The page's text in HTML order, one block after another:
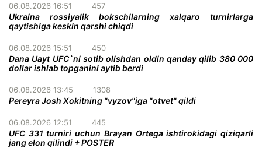
06.08.2026 16:51 457
Ukraina rossiyalik bokschilarning xalqaro turnirlarga
qaytishiga keskin qarshi chiqdi
06.08.2026 15:51 450
Dana Uayt UFC`ni sotib olishdan oldin qanday qilib 380 000
dollar ishlab topganini aytib berdi
06.08.2026 13:45 1308
Pereyra Josh Xokitning "vyzov"iga "otvet" qildi
06.08.2026 12:51 445
UFC 331 turniri uchun Brayan Ortega ishtirokidagi qiziqarli
jang elon qilindi + POSTER